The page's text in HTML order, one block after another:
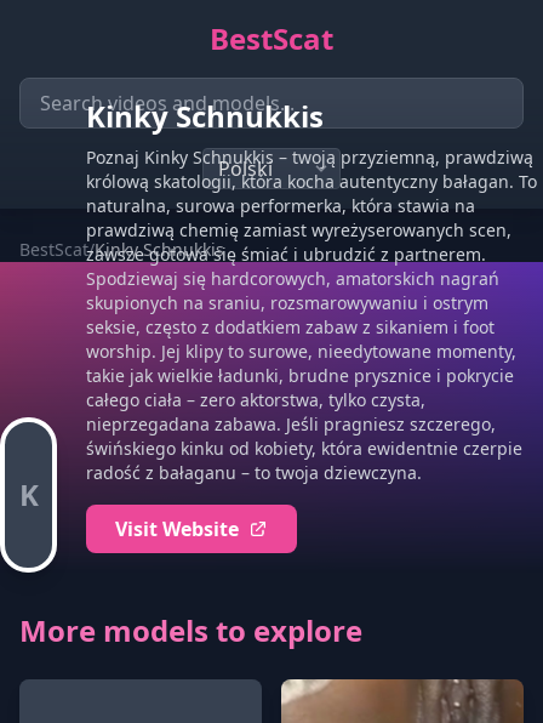
BestScat
BestScat/Kinky Schnukkis
K
Kinky Schnukkis
Poznaj Kinky Schnukkis – twoją przyziemną, prawdziwą
królową skatologii, która kocha autentyczny bałagan. To
naturalna, surowa performerka, która stawia na
prawdziwą chemię zamiast wyreżyserowanych scen,
zawsze gotowa się śmiać i ubrudzić z partnerem.
Spodziewaj się hardcorowych, amatorskich nagrań
skupionych na sraniu, rozsmarowywaniu i ostrym
seksie, często z dodatkiem zabaw z sikaniem i foot
worship. Jej klipy to surowe, nieedytowane momenty,
takie jak wielkie ładunki, brudne prysznice i pokrycie
całego ciała – zero aktorstwa, tylko czysta,
nieprzegadana zabawa. Jeśli pragniesz szczerego,
świńskiego kinku od kobiety, która ewidentnie czerpie
radość z bałaganu – to twoja dziewczyna.
Visit Website
More models to explore